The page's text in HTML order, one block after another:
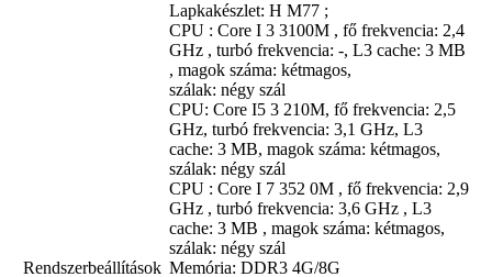
Rendszerbeállítások
Lapkakészlet: H M77 ;
CPU : Core I 3 3100M , fő frekvencia: 2,4
GHz , turbó frekvencia: -, L3 cache: 3 MB
, magok száma: kétmagos,
szálak: négy szál
CPU: Core I5 ​​3 210M, fő frekvencia: 2,5
GHz, turbó frekvencia: 3,1 GHz, L3
cache: 3 MB, magok száma: kétmagos,
szálak: négy szál
CPU : Core I 7 352 0M , fő frekvencia: 2,9
GHz , turbó frekvencia: 3,6 GHz , L3
cache: 3 MB , magok száma: kétmagos,
szálak: négy szál
Memória: DDR3 4G/8G